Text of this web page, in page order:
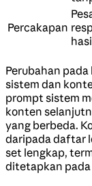
Percakapan
Perubahan
sistem dan
prompt sistem
konten
yang berbeda.
daripada daftar
set lengkap,
ditetapkan pada